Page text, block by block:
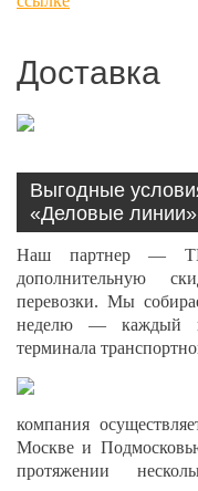
Доставка
Выгодные
«Деловые линии»
Наш партнер — ТК
дополнительную
перевозки. Мы
неделю — каждый
терминала
компания
Москве и
протяжении